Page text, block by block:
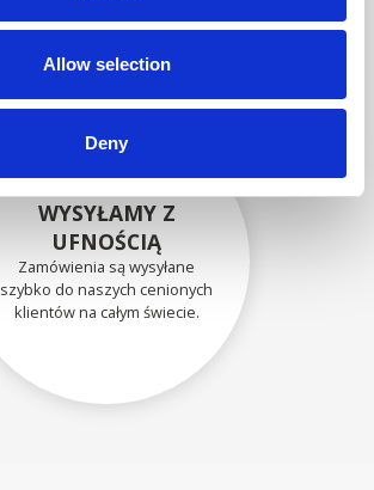
Allow selection
Deny
użyciu odpowiednich
materiałów.
WYSYŁAMY Z
UFNOŚCIĄ
Zamówienia są wysyłane
szybko do naszych cenionych
klientów na całym świecie.